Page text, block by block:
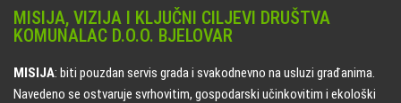
MISIJA, VIZIJA I KLJUČNI CILJEVI DRUŠTVA
KOMUNALAC D.O.O. BJELOVAR
MISIJA: biti pouzdan servis grada i svakodnevno na usluzi građanima.
Navedeno se ostvaruje svrhovitim, gospodarski učinkovitim i ekološki